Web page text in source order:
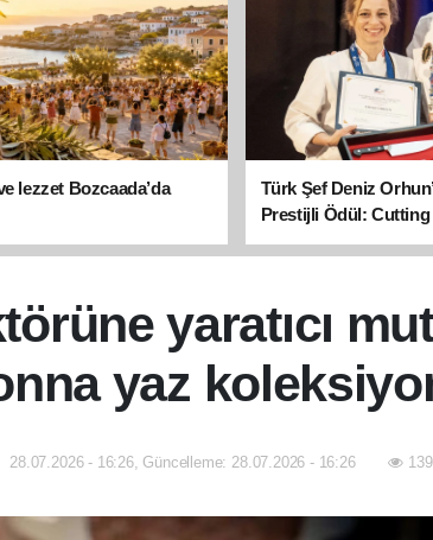
lezzet Bozcaada’da
Türk Şef Deniz
Prestijli Ödül: Cutting
sahibi oldu
yaratıcı
yaz
28.07.2026 - 16:26, Güncelleme: 28.07.2026 - 16:26